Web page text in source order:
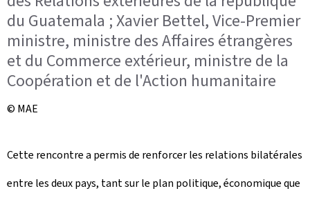
du Guatemala ; Xavier Bettel, Vice-Premier
ministre, ministre des Affaires étrangères
et du Commerce extérieur, ministre de la
Coopération et de l'Action humanitaire
© MAE
Cette rencontre a permis de renforcer les relations bilatérales
entre les deux pays, tant sur le plan politique, économique que